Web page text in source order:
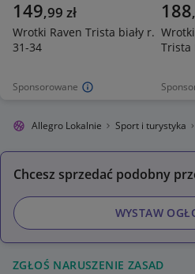
Sponsorowane
149,99 zł
Wrotki Raven Trista biały r.
31-34
188,
Trista
Allegro Lokalnie Sport i turystyka
Chcesz sprzedać podobny
WYSTAW
ZGŁOŚ NARUSZENIE ZASAD